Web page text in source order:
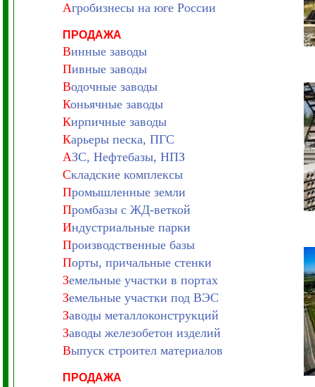
Агробизнесы на юге России
ПРОДАЖА
Винные заводы
Пивные заводы
Водочные заводы
Коньячные заводы
Кирпичные заводы
Карьеры песка, ПГС
АЗС, Нефтебазы, НПЗ
Складские комплексы
Промышленные земли
Промбазы с ЖД-веткой
Индустриальные парки
Производственные базы
Порты, причальные стенки
Земельные участки в портах
Земельные участки под ВЭС
Заводы металлоконструкций
Заводы железобетон изделий
Выпуск строител материалов
ПРОДАЖА